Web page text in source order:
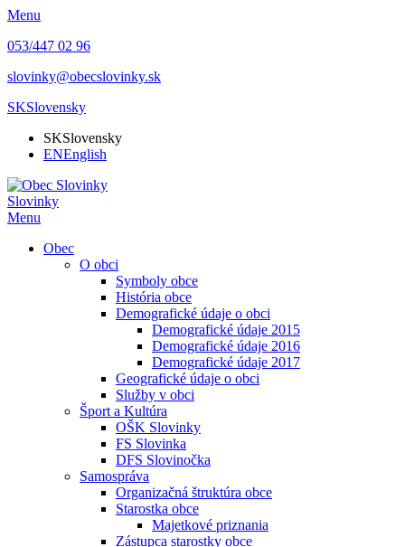
Menu
053/447 02 96
slovinky@obecslovinky.sk
SKSlovensky
SKSlovensky
ENEnglish
Slovinky
Menu
Obec
O obci
Symboly obce
História obce
Demografické údaje o obci
Demografické údaje 2015
Demografické údaje 2016
Demografické údaje 2017
Geografické údaje o obci
Služby v obci
Šport a Kultúra
OŠK Slovinky
FS Slovinka
DFS Slovinočka
Samospráva
Organizačná štruktúra obce
Starostka obce
Majetkové priznania
Zástupca starostky obce